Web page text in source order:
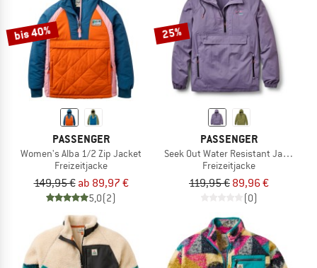
bis 40%
PASSENGER
Women's Alba 1/2 Zip Jacket
Freizeitjacke
149,95 € ab 89,97 €
5,0(2)
25%
PASSENGER
Seek Out Water Resistant Jacket
Freizeitjacke
119,95 € 89,96 €
(0)